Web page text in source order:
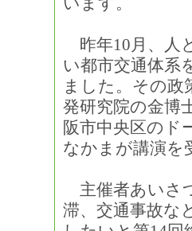
昨年10月、人
い都市交通体系
ました。その政
発研究院の金博
阪市中央区のド
なかまが講演を
主催者あいさ
滞、交通事故な